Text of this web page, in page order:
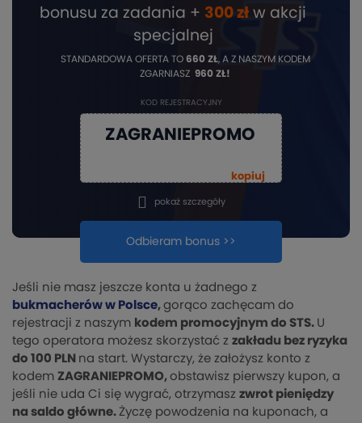
bonusu za zadania + 300 zł w akcji
specjalnej
STANDARDOWA OFERTA TO 660 ZŁ, A Z NASZYM KODEM
ZGARNIASZ 960 ZŁ!
KOD REJESTRACYJNY
ZAGRANIEPROMO
kopiuj
Odbieram bonus >>
pokaż szczegóły
Jeśli nie masz jeszcze konta u żadnego z
bukmacherów w Polsce, gorąco zachęcam do
rejestracji z naszym kodem promocyjnym do STS. U
tego operatora możesz skorzystać z zakładu bez ryzyka
do 100 PLN na start. Wystarczy, że założysz konto z
kodem ZAGRANIEPROMO, obstawisz pierwszy kupon, a
jeśli nie uda Ci się wygrać, otrzymasz zwrot pieniędzy
na saldo główne. Życzę powodzenia na kuponach, a